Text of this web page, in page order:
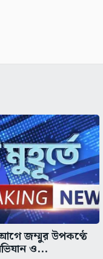
আগে জম্মুর উপকণ্ঠে
ও...